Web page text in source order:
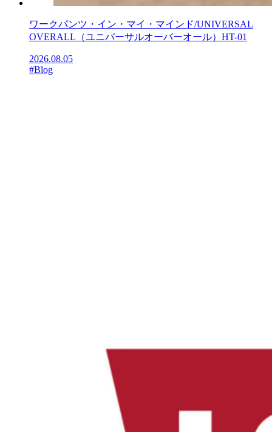
ワークパンツ・イン・マイ・マインド/UNIVERSAL
OVERALL（ユニバーサルオーバーオール）HT-01
2026.08.05
#Blog